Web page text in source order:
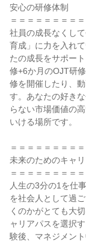
安心の研修体制
＝＝＝＝＝＝＝＝
社員の成長なくし
育成」に力を入れ
たの成長をサポー
修+6か月のOJT研
修を開催したり、
す。あなたの好き
らない市場価値の
いける場所です。
＝＝＝＝＝＝＝＝
未来のためのキャ
＝＝＝＝＝＝＝＝
人生の3分の1を仕
を社会人として過
くのかがとても大
ャリアパスを選択
験後、マネジメン